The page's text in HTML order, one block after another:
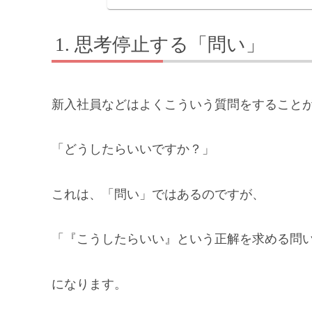
思考停止する「問い」
新入社員などはよくこういう質問をすること
「どうしたらいいですか？」
これは、「問い」ではあるのですが、
「『こうしたらいい』という正解を求める問い
になります。